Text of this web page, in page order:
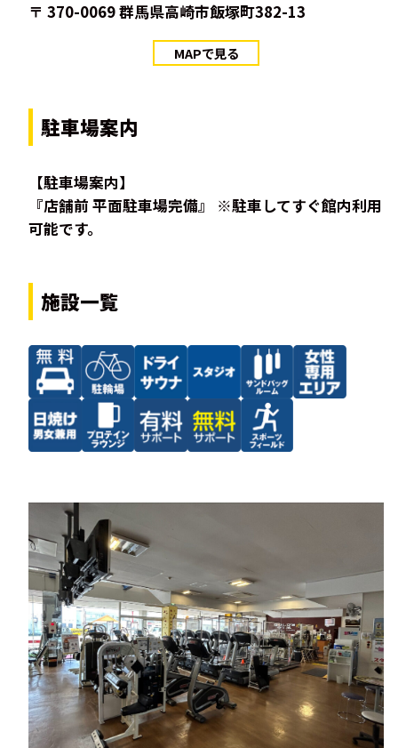
〒 370-0069 群馬県高崎市飯塚町382-13
MAPで見る
駐車場案内
【駐車場案内】
『店舗前 平面駐車場完備』 ※駐車してすぐ館内利用
可能です。
施設一覧